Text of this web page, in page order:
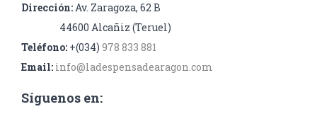
Dirección:Av. Zaragoza, 62 B
44600 Alcañiz (Teruel)
Teléfono: +(034) 978 833 881
Email: info@ladespensadearagon.com
Síguenos en: